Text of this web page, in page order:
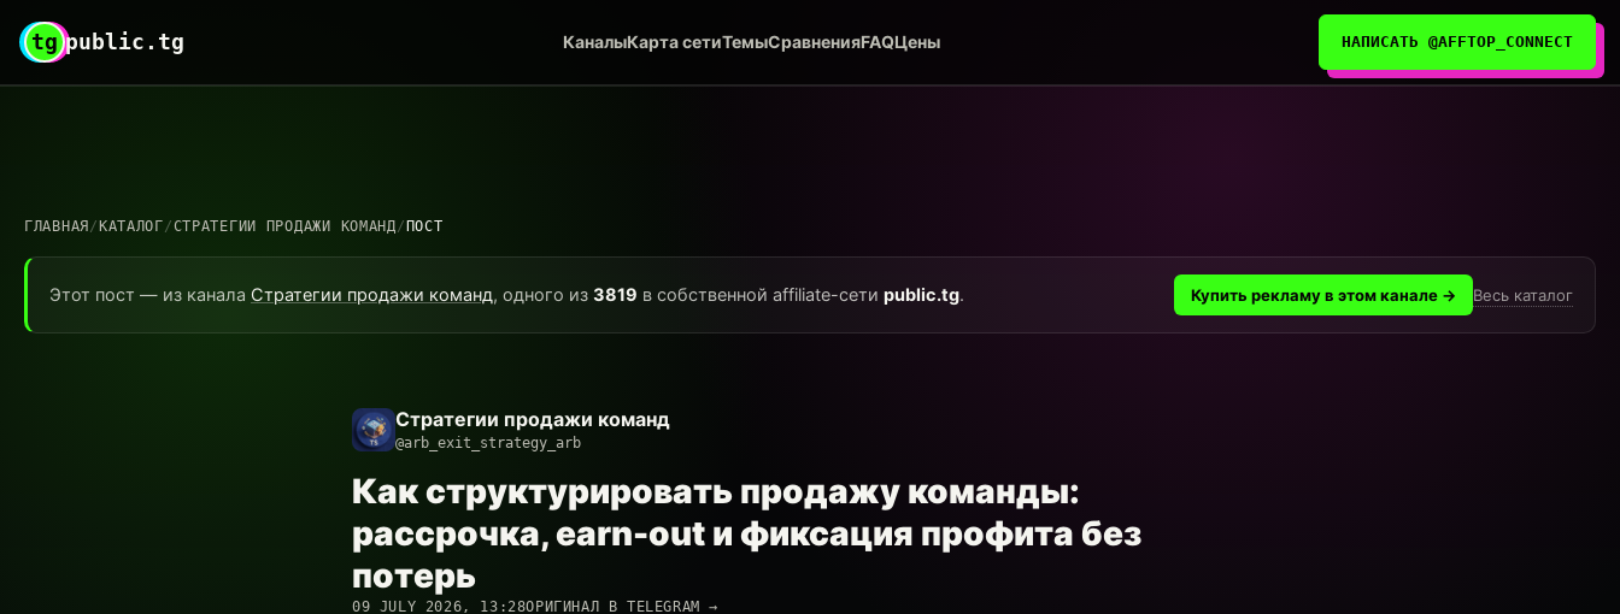
tg public.tg КаналыКарта сетиТемыСравненияFAQЦены НАПИСАТЬ @AFFTOP_CONNECT
ГЛАВНАЯ / КАТАЛОГ/СТРАТЕГИИ ПРОДАЖИ КОМАНД/ ПОСТ
Этот пост — из канала Стратегии продажи команд, одного из 3819 в собственной affiliate-сети public.tg. Купить рекламу в этом канале → Весь каталог
Стратегии продажи команд
@arb_exit_strategy_arb
Как структурировать продажу команды:
рассрочка, earn-out и фиксация профита без
потерь
09 JULY 2026, 13:28ОРИГИНАЛ В TELEGRAM →